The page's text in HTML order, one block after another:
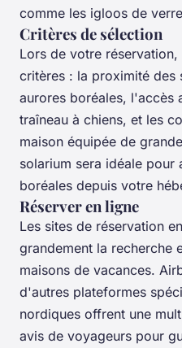
comme les igloos de
Critères de sélection
Lors de votre
critères : la proximité
aurores boréales, l'accès
traîneau à chiens, et les
maison équipée de
solarium sera idéale pour
boréales depuis votre
Réserver en ligne
Les sites de réservation
grandement la recherche
maisons de vacances.
d'autres plateformes
nordiques offrent une
avis de voyageurs pour